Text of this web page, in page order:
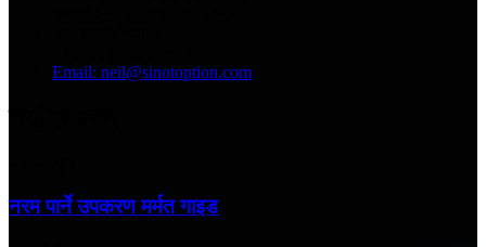
Email: neil@sinotoption.com
नरम पार्ने उपकरण मर्मत गाइड